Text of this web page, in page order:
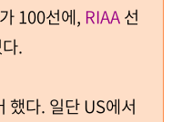
100선에, RIAA선
.
했다. 일단US에서